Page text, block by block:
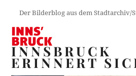
Der Bilderblog aus dem Stadtarchiv/
INNSBRUCK
ERINNERT